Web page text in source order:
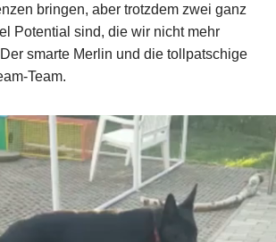
bringen, aber trotzdem zwei ganz
Potential sind, die wir nicht mehr
smarte Merlin und die tollpatschige
Team.